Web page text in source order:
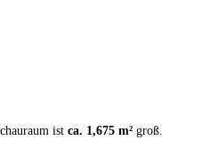
ist ca. 1,675 m² groß.